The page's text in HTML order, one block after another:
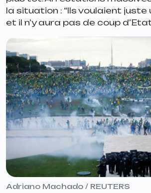
la situation : “Ils voulaient juste
et il n’y aura pas de coup
Adriano Machado / REUTERS